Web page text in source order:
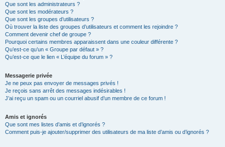
Que sont les administrateurs ?
Que sont les modérateurs ?
Que sont les groupes d’utilisateurs ?
Où trouver la liste des groupes d’utilisateurs et comment les rejoindre ?
Comment devenir chef de groupe ?
Pourquoi certains membres apparaissent dans une couleur différente ?
Qu’est-ce qu’un « Groupe par défaut » ?
Qu’est-ce que le lien « L’équipe du forum » ?
Messagerie privée
Je ne peux pas envoyer de messages privés !
Je reçois sans arrêt des messages indésirables !
J’ai reçu un spam ou un courriel abusif d’un membre de ce forum !
Amis et ignorés
Que sont mes listes d’amis et d’ignorés ?
Comment puis-je ajouter/supprimer des utilisateurs de ma liste d’amis ou d’ignorés ?